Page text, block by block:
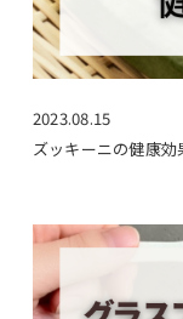
2023.08.15
ズッキーニの健康効